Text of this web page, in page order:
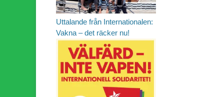
Uttalande från Internationalen:
Vakna – det räcker nu!